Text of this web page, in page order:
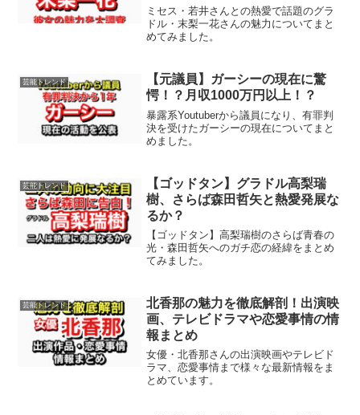
ミセス・若井さんとの熱愛で話題のグラ
ドル・末梨一花さんの魅力についてまと
めてみました。
芸能トレンド
【元議員】ガーシーの現在に驚
愕！？月収1000万円以上！？
暴露系Youtuberから議員になり、有罪判
決を受けたガーシーの現在についてまと
めました。
芸能トレンド
【ゴッドタン】グラドル高梨瑞
樹、さらば森田哲矢と熱愛発展な
るか？
【ゴッドタン】高梨瑞樹のさらば青春の
光・森田哲矢へのガチ恋の経緯をまとめ
てみました。
芸能トレンド
北香那の魅力を徹底解剖！出演映
画、テレビドラマや恋愛事情の情
報まとめ
女優・北香那さんの出演映画やテレビド
ラマ、恋愛事情まで様々な最新情報をま
とめています。